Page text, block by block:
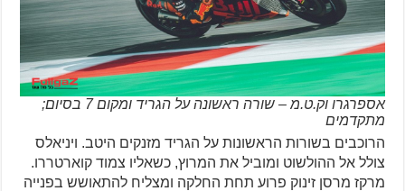
אספרגרו וק.ט.מ – שורה ראשונה על הגריד ומקום 7 בסיום;
מתקדמים
הרוכבים בשורות הראשונות על הגריד מזנקים היטב. ויניאלס
צולל אל ההולשוט ומוביל את המרוץ, כשאליו צמוד קוארטררו.
מרקז מרסן זינוק פרוע תחת החלקה ומצליח להתאושש בפנייה